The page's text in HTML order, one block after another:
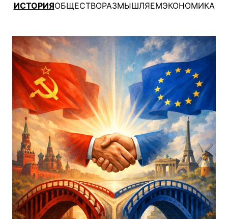
ИСТОРИЯОБЩЕСТВОРАЗМЫШЛЯЕМЭКОНОМИКА